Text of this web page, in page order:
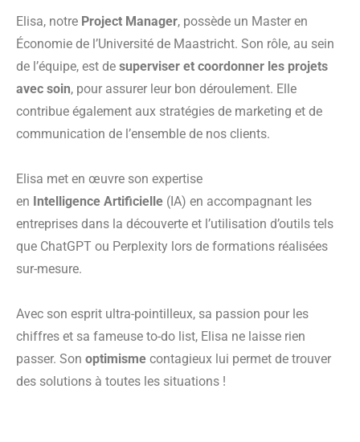
Elisa, notre Project Manager, possède un Master en
Économie de l’Université de Maastricht. Son rôle, au sein
de l’équipe, est de superviser et coordonner les projets
avec soin, pour assurer leur bon déroulement. Elle
contribue également aux stratégies de marketing et de
communication de l’ensemble de nos clients.
Elisa met en œuvre son expertise
en Intelligence Artificielle (IA) en accompagnant les
entreprises dans la découverte et l’utilisation d’outils tels
que ChatGPT ou Perplexity lors de formations réalisées
sur-mesure.
Avec son esprit ultra-pointilleux, sa passion pour les
chiffres et sa fameuse to-do list, Elisa ne laisse rien
passer. Son optimisme contagieux lui permet de trouver
des solutions à toutes les situations !